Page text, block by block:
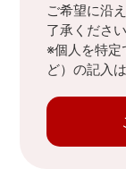
ご希望に沿
了承ください
※個人を特定
ど）の記入